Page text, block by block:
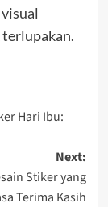
terlupakan.
Hari Ibu:
Next:
Stiker yang
Terima Kasih